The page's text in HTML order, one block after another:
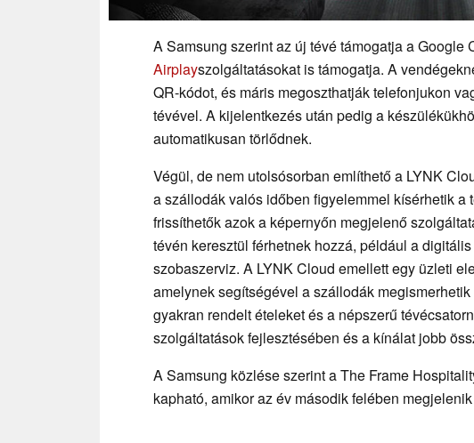
A Samsung szerint az új tévé támogatja a Google
Airplayszolgáltatásokat is támogatja. A
QR-kódot, és máris megoszthatják telefonjukon
tévével. A kijelentkezés után pedig a
automatikusan törlődnek.
Végül, de nem utolsósorban említhető a LYNK
a szállodák valós időben figyelemmel kísérhetik a
frissíthetők azok a képernyőn megjelenő
tévén keresztül férhetnek hozzá, például a
szobaszerviz. A LYNK Cloud emellett egy üzleti
amelynek segítségével a szállodák
gyakran rendelt ételeket és a népszerű
szolgáltatások fejlesztésében és a kínálat jobb
A Samsung közlése szerint a The Frame
kapható, amikor az év második felében